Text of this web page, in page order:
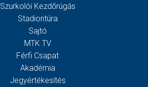
Szurkolói Kezdőrúgás
Stadiontúra
Sajtó
MTK TV
Férfi Csapat
Akadémia
Jegyértékesítés